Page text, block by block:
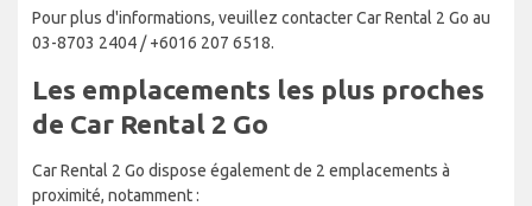
Pour plus d'informations, veuillez contacter Car Rental 2 Go au
03-8703 2404 / +6016 207 6518.
Les emplacements les plus proches
de Car Rental 2 Go
Car Rental 2 Go dispose également de 2 emplacements à
proximité, notamment :